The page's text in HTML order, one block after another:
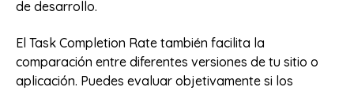
de desarrollo.
El Task Completion Rate también facilita la
comparación entre diferentes versiones de tu sitio o
aplicación. Puedes evaluar objetivamente si los